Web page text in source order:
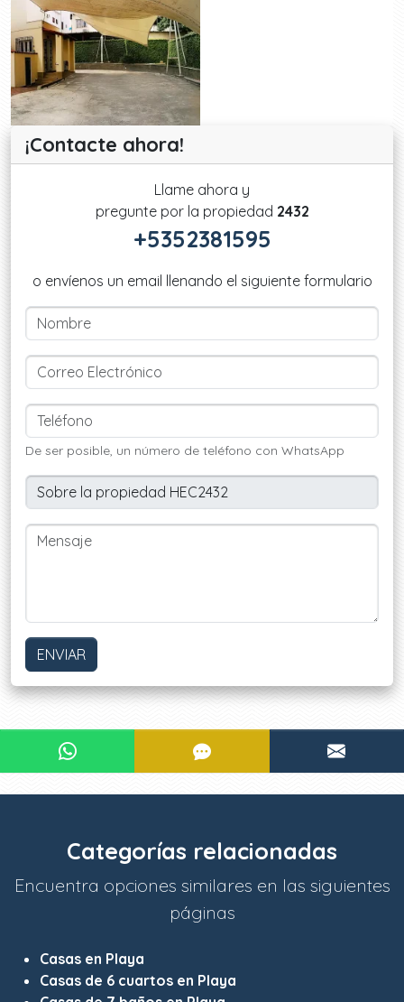
¡Contacte ahora!
Llame ahora y
pregunte por la propiedad 2432
+5352381595
o envíenos un email llenando el siguiente formulario
De ser posible, un número de teléfono con WhatsApp
ENVIAR
¿Le interesa?
¡CONTACTE AHORA!
CONTACTAR POR WHATSAPP
CONTACTAR POR SMS
Categorías relacionadas
Encuentra opciones similares en las siguientes
páginas
Casas en Playa
Casas de 6 cuartos en Playa